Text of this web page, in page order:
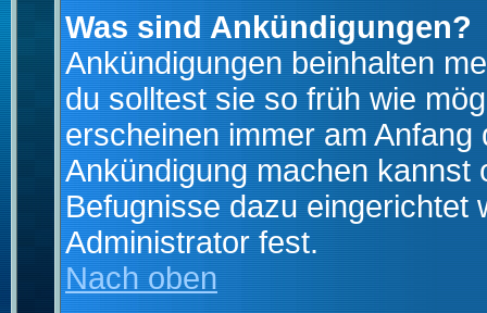
Was sind Ankündigungen?
Ankündigungen beinhalten
du solltest sie so früh wie
erscheinen immer am
Ankündigung machen kannst
Befugnisse dazu eingerichtet
Administrator fest.
Nach oben